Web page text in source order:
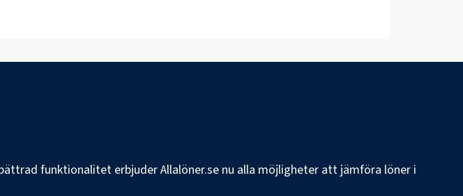
funktionalitet erbjuder Allalöner.se nu alla möjligheter att jämföra löner i